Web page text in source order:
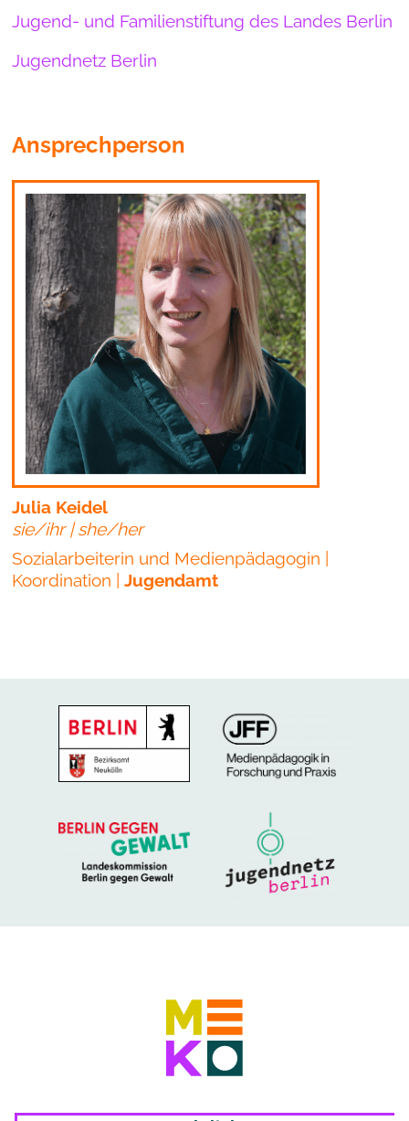
Jugend- und Familienstiftung des Landes Berlin
Jugendnetz Berlin
Ansprechperson
Julia Keidel
sie/ihr | she/her
Sozialarbeiterin und Medienpädagogin |
Koordination |Jugendamt